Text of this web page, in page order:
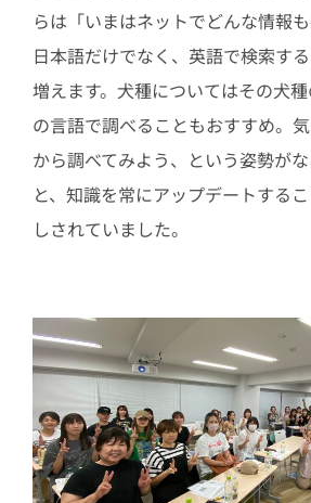
らは「いまはネットでどんな情報
日本語だけでなく、英語で検索す
増えます。犬種についてはその犬
の言語で調べることもおすすめ。
から調べてみよう、という姿勢がな
と、知識を常にアップデートする
しされていました。